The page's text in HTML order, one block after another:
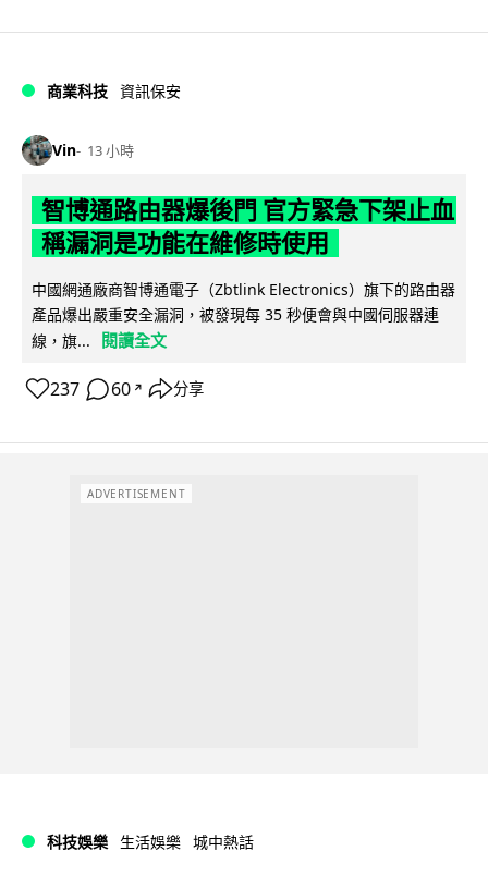
商業科技 資訊保安
Vin 13 小時
智博通路由器爆後門 官方緊急下架止血
稱漏洞是功能在維修時使用
中國網通廠商智博通電子（Zbtlink Electronics）旗下的路由器
產品爆出嚴重安全漏洞，被發現每 35 秒便會與中國伺服器連
線，旗...
閱讀全文
237 60 ↗ 分享
ADVERTISEMENT
科技娛樂 生活娛樂 城中熱話